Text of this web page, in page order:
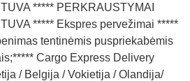
***** PERKRAUSTYMAI
***** Ekspres pervežimai *****
tentinėmis puspriekabėmis
Cargo Express Delivery
/ Belgija / Vokietija / Olandija/